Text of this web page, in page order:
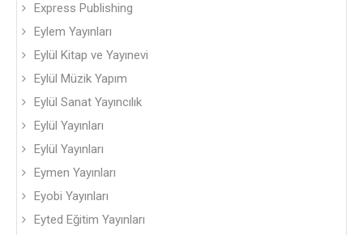
Express Publishing
Eylem Yayınları
Eylül Kitap ve Yayınevi
Eylül Müzik Yapım
Eylül Sanat Yayıncılık
Eylül Yayınları
Eylül Yayınları
Eymen Yayınları
Eyobi Yayınları
Eyted Eğitim Yayınları